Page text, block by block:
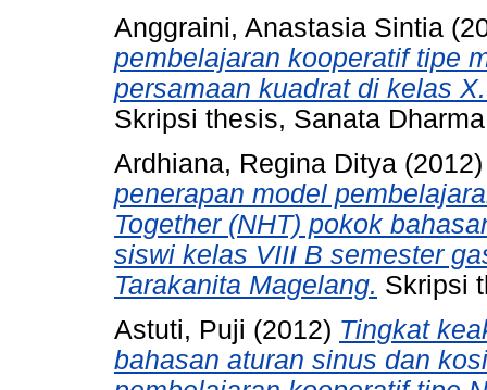
Anggraini, Anastasia Sintia
pembelajaran kooperatif tipe
persamaan kuadrat di kelas
Skripsi thesis, Sanata
Ardhiana, Regina Ditya
penerapan model
Together (NHT) pokok
siswi kelas VIII B semester
Tarakanita Magelang. Skripsi
Astuti, Puji (2012) Tingkat
bahasan aturan sinus dan